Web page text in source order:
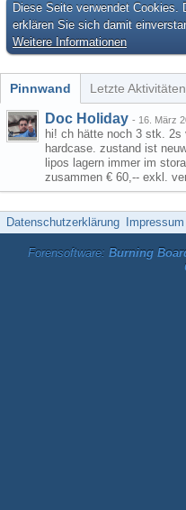
Diese Seite verwendet Cookies.
erklären Sie sich damit
Weitere Informationen
Pinnwand Letzte Aktivitäten
Doc Holiday - 16. März
hi! ch hätte noch 3 stk. 2s
hardcase. zustand ist
lipos lagern immer im
zusammen € 60,-- exkl.
Datenschutzerklärung Impressum
Forensoftware: Burning